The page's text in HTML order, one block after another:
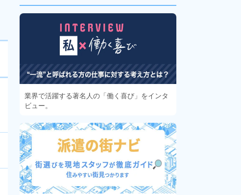
業界で活躍する著名人の「働く喜び」をインタ
ビュー。